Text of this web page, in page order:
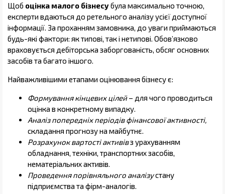
Щоб оцінка малого бізнесубула максимально точною,
експерти вдаються до ретельного аналізу усієї доступної
інформації. За проханням замовника, до уваги приймаються
будь-які фактори: як типові, так і нетипові. Обов’язково
враховується дебіторська заборгованість, обсяг основних
засобів та багато іншого.
Найважливішими етапами оцінювання бізнесу є:
Формування кінцевих цілей– для чого проводиться
оцінка в конкретному випадку.
Аналіз попередніх періодів фінансової активності,
складання прогнозу на майбутнє.
Розрахунок вартості активівз урахуванням
обладнання, техніки, транспортних засобів,
нематеріальних активів.
Проведення порівняльного аналізустану
підприємства та фірм-аналогів.